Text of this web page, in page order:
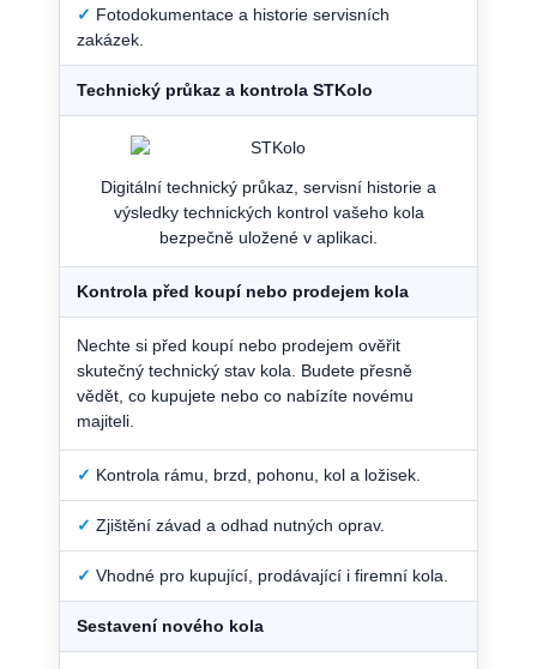
✓ Fotodokumentace a historie servisních
zakázek.
Technický průkaz a kontrola STKolo
Digitální technický průkaz, servisní historie a
výsledky technických kontrol vašeho kola
bezpečně uložené v aplikaci.
Kontrola před koupí nebo prodejem kola
Nechte si před koupí nebo prodejem ověřit
skutečný technický stav kola. Budete přesně
vědět, co kupujete nebo co nabízíte novému
majiteli.
✓ Kontrola rámu, brzd, pohonu, kol a ložisek.
✓ Zjištění závad a odhad nutných oprav.
✓ Vhodné pro kupující, prodávající i firemní kola.
Sestavení nového kola